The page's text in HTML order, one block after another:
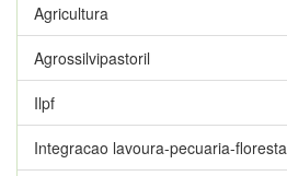
Agricultura
Agrossilvipastoril
Ilpf
Integracao lavoura-pecuaria-floresta